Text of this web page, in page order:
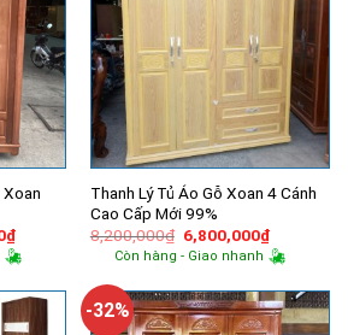
Xoan
₫Giá
hiện
tại
8,100,000₫.
Thanh Lý Tủ Áo Gỗ Xoan 4 Cánh
Cao Cấp Mới 99%
8,200,000₫ Giá
gốc
là:
6,800,000₫Giá
hiện
tại
Còn hàng - Giao nhanh
-32%